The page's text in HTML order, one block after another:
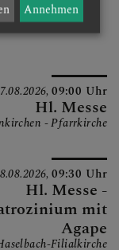
09:00 Uhr
Hl. Messe
- Pfarrkirche
09:30 Uhr
Hl. Messe -
mit
Agape
Filialkirche
Annehmen